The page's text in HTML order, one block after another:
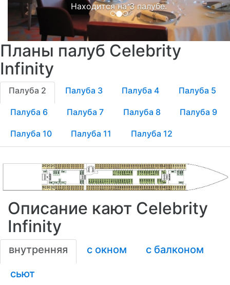
Находится на 3 палубе.
Планы палуб Celebrity
Infinity
Палуба 2 Палуба 3 Палуба 4 Палуба 5
Палуба 6 Палуба 7 Палуба 8 Палуба 9
Палуба 10 Палуба 11 Палуба 12
Описание кают Celebrity
Infinity
внутренняя с окном
с балконом
сьют